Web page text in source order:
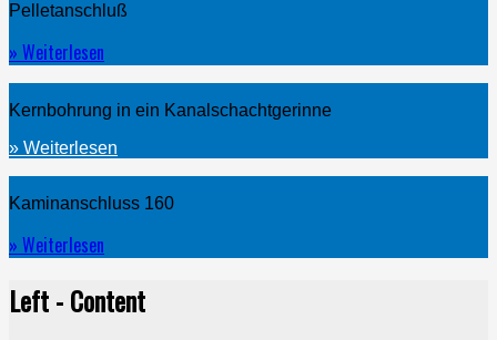
Pelletanschluß
» Weiterlesen
Kernbohrung in ein Kanalschachtgerinne
» Weiterlesen
Kaminanschluss 160
» Weiterlesen
Left - Content